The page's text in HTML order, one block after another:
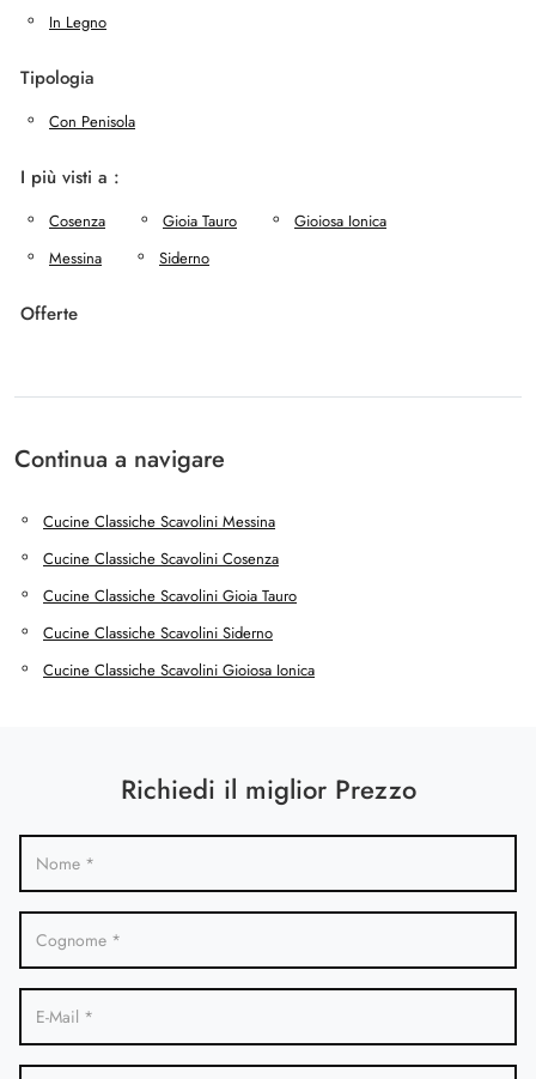
In Legno
Tipologia
Con Penisola
I più visti a :
Cosenza Gioia Tauro
Gioiosa Ionica
Messina
Siderno
Offerte
Continua a navigare
Cucine Classiche Scavolini Messina
Cucine Classiche Scavolini Cosenza
Cucine Classiche Scavolini Gioia Tauro
Cucine Classiche Scavolini Siderno
Cucine Classiche Scavolini Gioiosa Ionica
Richiedi il miglior Prezzo